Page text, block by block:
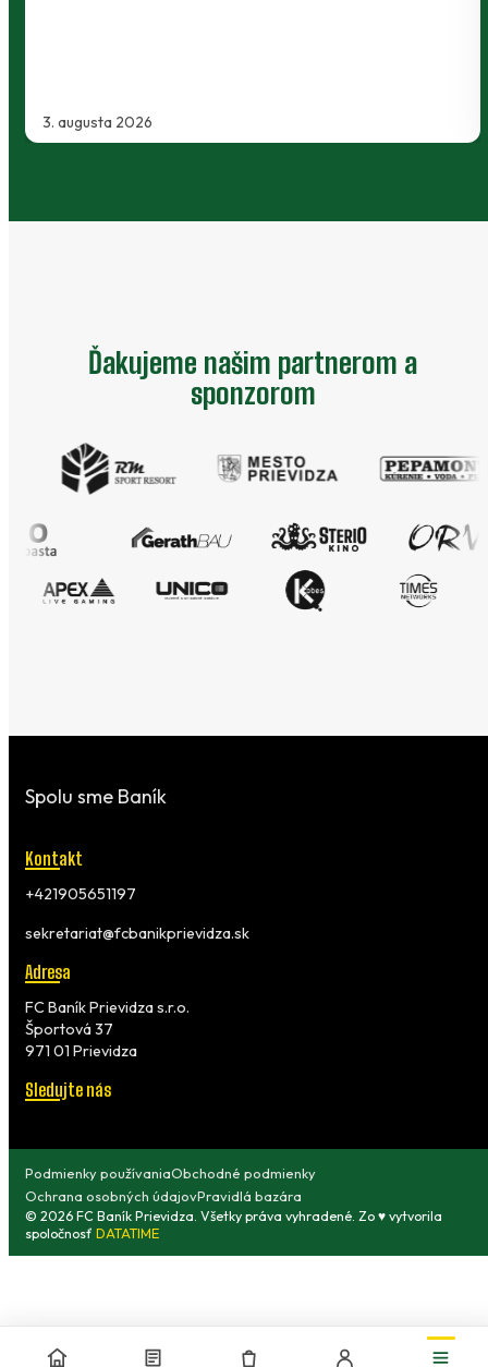
2. augusta 2026
Ďakujeme našim partnerom a
sponzorom
Spolu sme Baník
Kontakt
+421905651197
sekretariat@fcbanikprievidza.sk
Adresa
FC Baník Prievidza s.r.o.
Športová 37
971 01 Prievidza
Sledujte nás
© 2026 FC Baník Prievidza. Všetky práva vyhradené. Zo ♥ vytvorila
spoločnosť DATATIME
Podmienky používaniaObchodné podmienky
Ochrana osobných údajovPravidlá bazára